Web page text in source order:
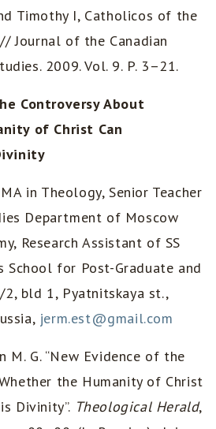
Timothy I, Catholicos of the
Journal of the Canadian
2009. Vol. 9. P. 3–21.
Controversy About
of Christ Can
MA in Theology, Senior Teacher
Department of Moscow
Research Assistant of SS
School for Post-Graduate and
bld 1, Pyatnitskaya st.,
jerm.est@gmail.com
M. G. “New Evidence of the
the Humanity of Christ
Divinity”. Theological Herald,